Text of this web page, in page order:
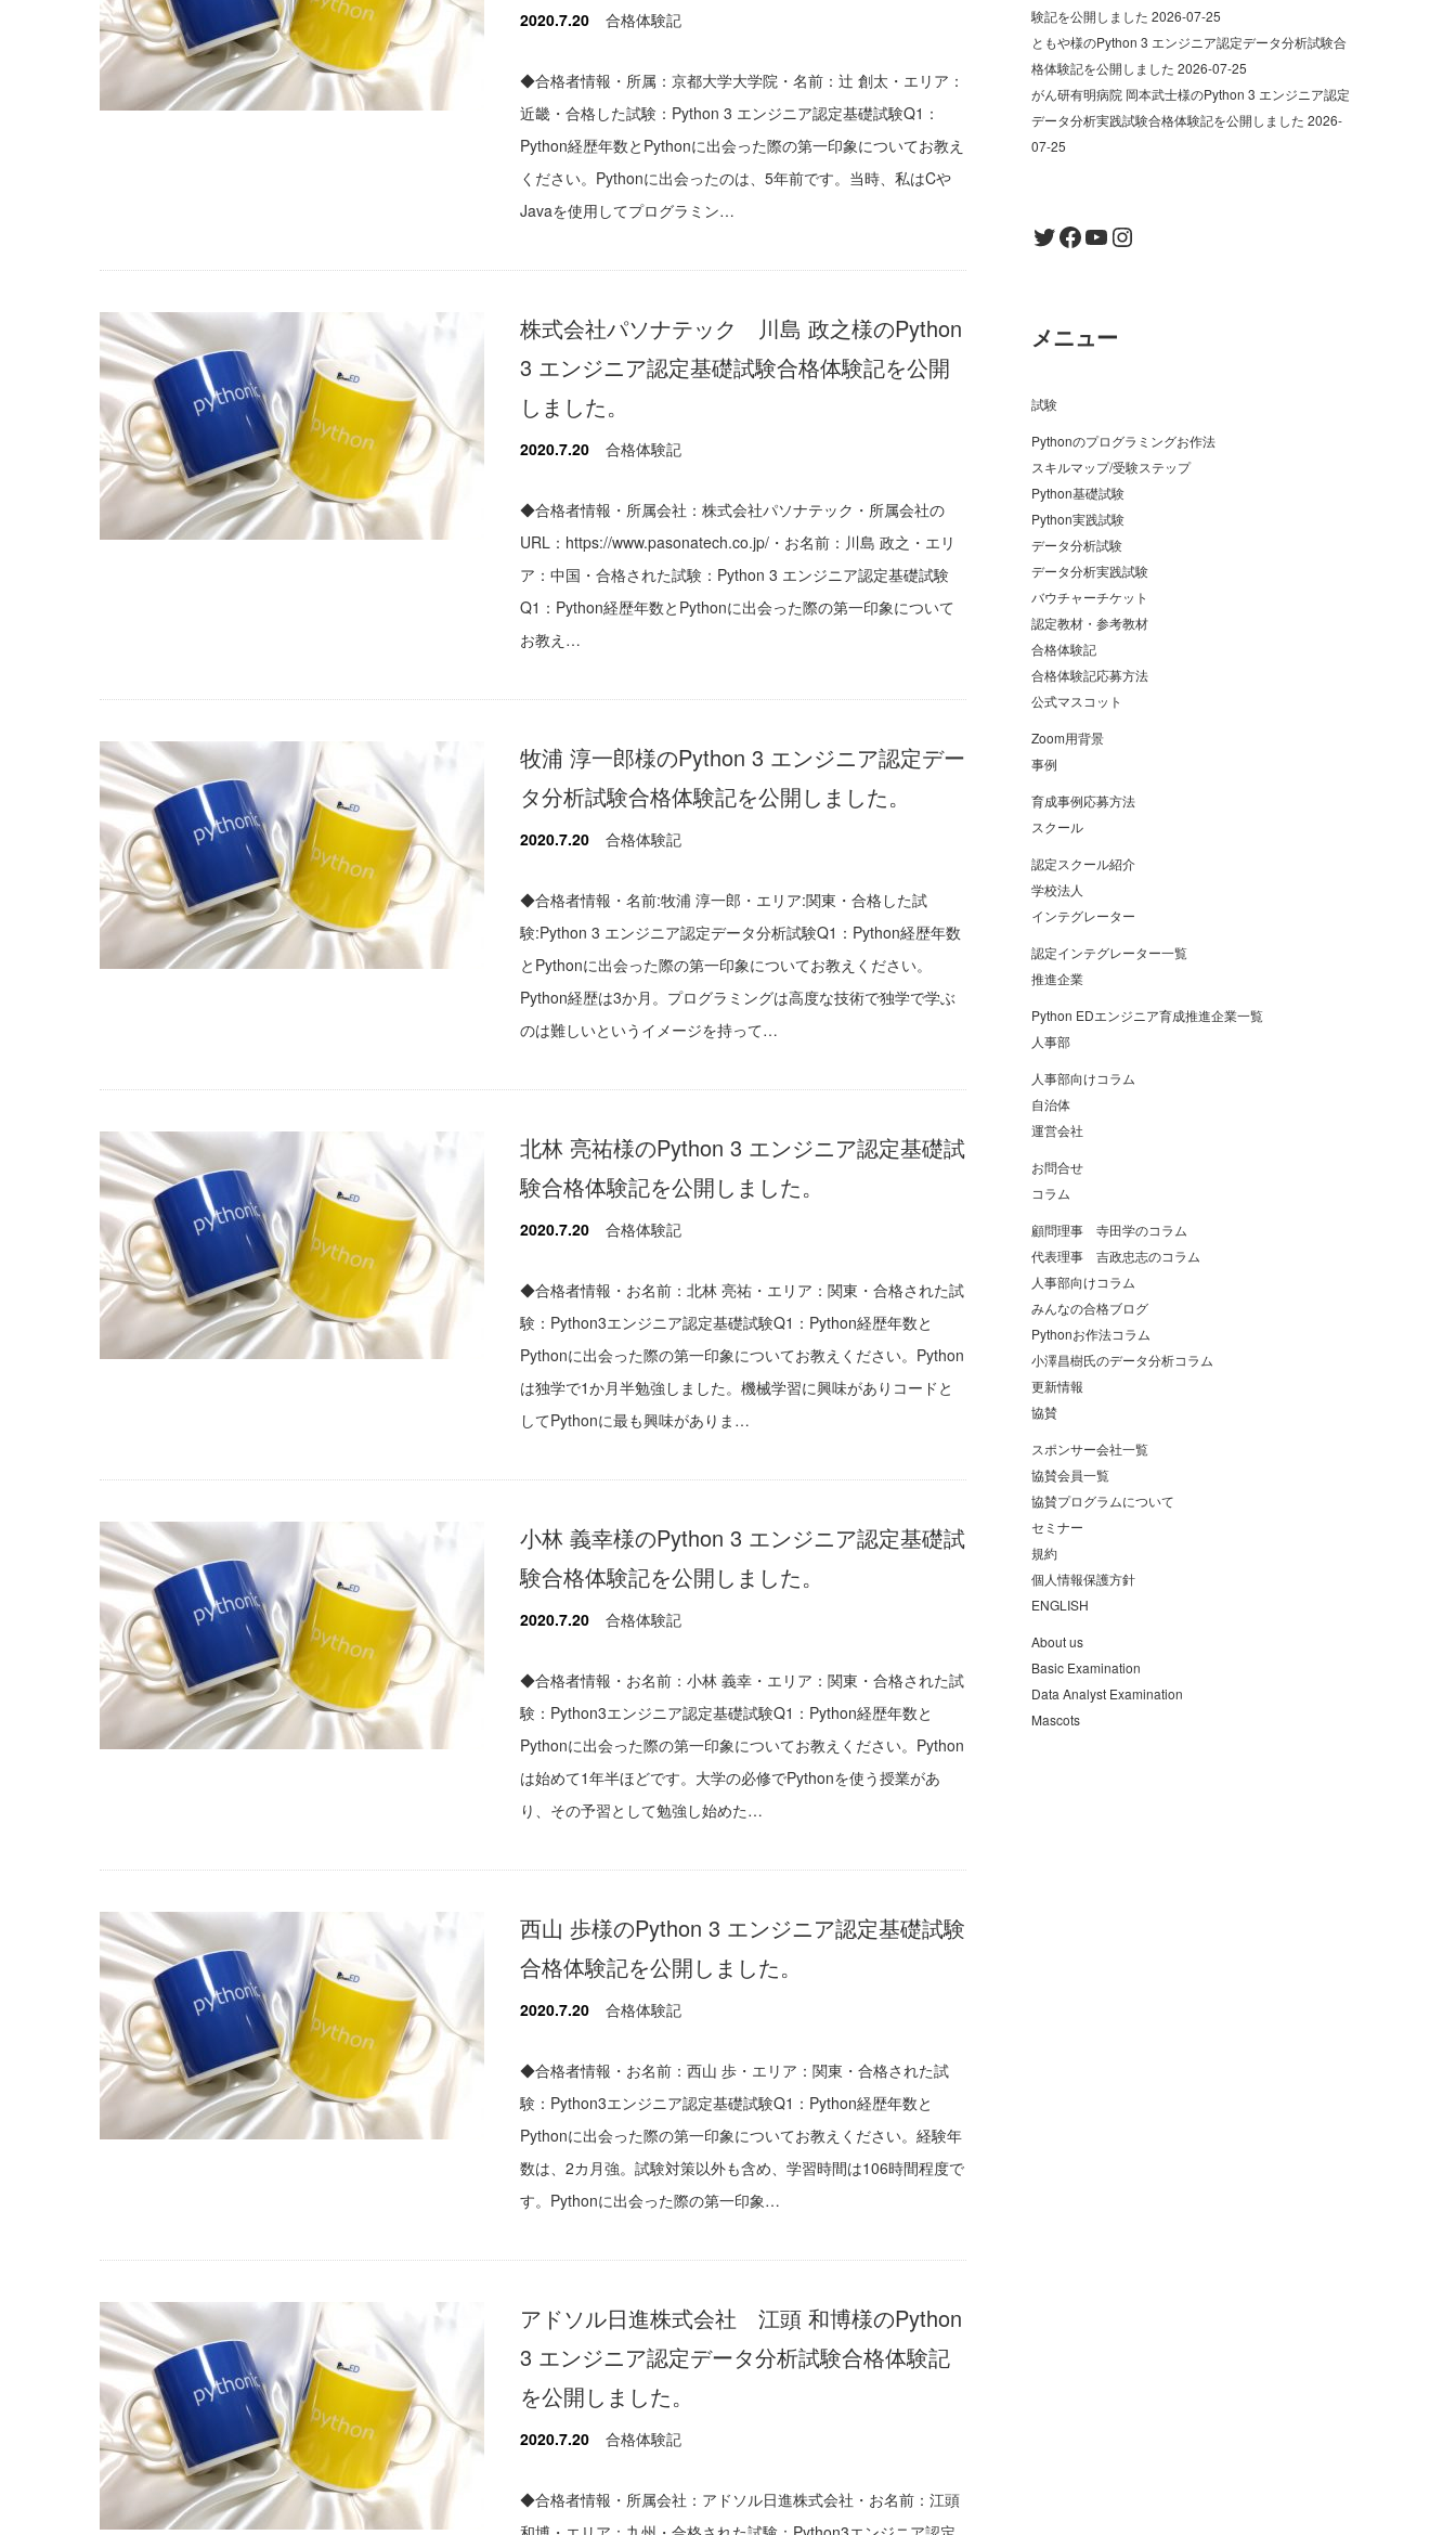
2020.7.20 合格体験記
◆合格者情報・所属：京都大学大学院・名前：辻 創太・エリア：
近畿・合格した試験：Python 3 エンジニア認定基礎試験Q1：
Python経歴年数とPythonに出会った際の第一印象についてお教え
ください。Pythonに出会ったのは、5年前です。当時、私はCや
Javaを使用してプログラミン…
株式会社パソナテック 川島 政之様のPython
3 エンジニア認定基礎試験合格体験記を公開
しました。
2020.7.20 合格体験記
◆合格者情報・所属会社：株式会社パソナテック・所属会社の
URL：https://www.pasonatech.co.jp/・お名前：川島 政之・エリ
ア：中国・合格された試験：Python 3 エンジニア認定基礎試験
Q1：Python経歴年数とPythonに出会った際の第一印象について
お教え…
牧浦 淳一郎様のPython 3 エンジニア認定デー
タ分析試験合格体験記を公開しました。
2020.7.20 合格体験記
◆合格者情報・名前:牧浦 淳一郎・エリア:関東・合格した試
験:Python 3 エンジニア認定データ分析試験Q1：Python経歴年数
とPythonに出会った際の第一印象についてお教えください。
Python経歴は3か月。プログラミングは高度な技術で独学で学ぶ
のは難しいというイメージを持って…
北林 亮祐様のPython 3 エンジニア認定基礎試
験合格体験記を公開しました。
2020.7.20 合格体験記
◆合格者情報・お名前：北林 亮祐・エリア：関東・合格された試
験：Python3エンジニア認定基礎試験Q1：Python経歴年数と
Pythonに出会った際の第一印象についてお教えください。Python
は独学で1か月半勉強しました。機械学習に興味がありコードと
してPythonに最も興味がありま…
小林 義幸様のPython 3 エンジニア認定基礎試
験合格体験記を公開しました。
2020.7.20 合格体験記
◆合格者情報・お名前：小林 義幸・エリア：関東・合格された試
験：Python3エンジニア認定基礎試験Q1：Python経歴年数と
Pythonに出会った際の第一印象についてお教えください。Python
は始めて1年半ほどです。大学の必修でPythonを使う授業があ
り、その予習として勉強し始めた…
西山 歩様のPython 3 エンジニア認定基礎試験
合格体験記を公開しました。
2020.7.20 合格体験記
◆合格者情報・お名前：西山 歩・エリア：関東・合格された試
験：Python3エンジニア認定基礎試験Q1：Python経歴年数と
Pythonに出会った際の第一印象についてお教えください。経験年
数は、2カ月強。試験対策以外も含め、学習時間は106時間程度で
す。Pythonに出会った際の第一印象…
アドソル日進株式会社 江頭 和博様のPython
3 エンジニア認定データ分析試験合格体験記
を公開しました。
2020.7.20 合格体験記
◆合格者情報・所属会社：アドソル日進株式会社・お名前：江頭
験記を公開しました 2026-07-25
ともや様のPython 3 エンジニア認定データ分析試験合
格体験記を公開しました 2026-07-25
がん研有明病院 岡本武士様のPython 3 エンジニア認定
データ分析実践試験合格体験記を公開しました 2026-
07-25
Twitter
Facebook
YouTube
Instagram
メニュー
試験
Pythonのプログラミングお作法
スキルマップ/受験ステップ
Python基礎試験
Python実践試験
データ分析試験
データ分析実践試験
バウチャーチケット
認定教材・参考教材
合格体験記
合格体験記応募方法
公式マスコット
Zoom用背景
事例
育成事例応募方法
スクール
認定スクール紹介
学校法人
インテグレーター
認定インテグレーター一覧
推進企業
Python EDエンジニア育成推進企業一覧
人事部
人事部向けコラム
自治体
運営会社
お問合せ
コラム
顧問理事 寺田学のコラム
代表理事 吉政忠志のコラム
人事部向けコラム
みんなの合格ブログ
Pythonお作法コラム
小澤昌樹氏のデータ分析コラム
更新情報
協賛
スポンサー会社一覧
協賛会員一覧
協賛プログラムについて
セミナー
規約
個人情報保護方針
ENGLISH
About us
Basic Examination
Data Analyst Examination
Mascots